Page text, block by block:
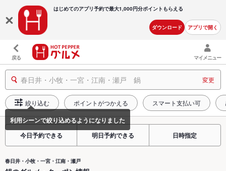
はじめてのアプリ予約で最大1,000円分ポイントもらえる
ダウンロード アプリで開く
戻る マイメニュー
春日井・小牧・一宮・江南・瀬戸 鍋 変更
絞り込む ポイントがつかえる スマート支払い可
今日予約できる 明日予約できる 日時指定
春日井・小牧・一宮・江南・瀬戸